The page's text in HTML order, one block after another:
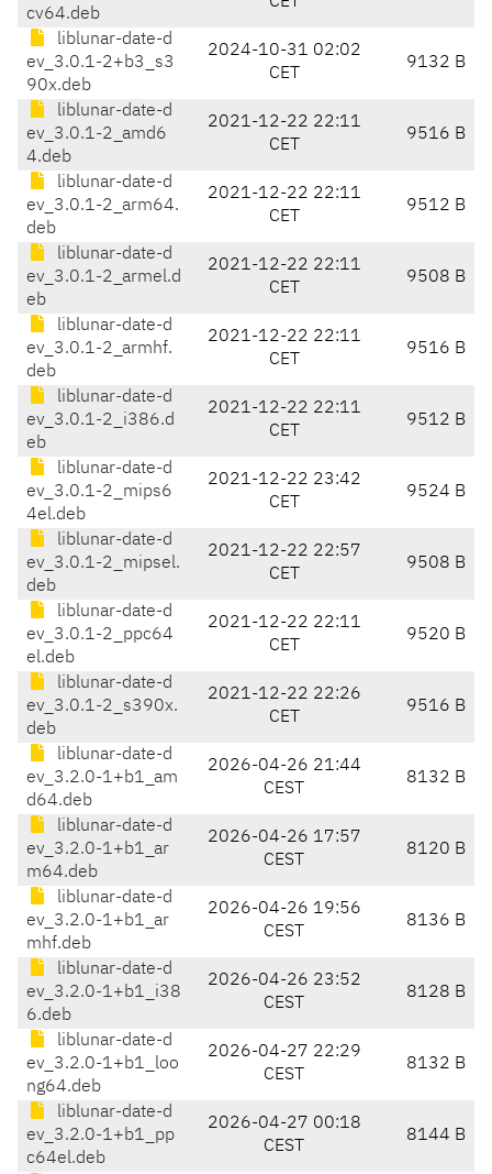
cv64.deb
liblunar-date-d
ev_3.0.1-2+b3_s3
90x.deb
2024-10-31 02:02
CET
9132 B
liblunar-date-d
ev_3.0.1-2_amd6
4.deb
2021-12-22 22:11
CET
9516 B
liblunar-date-d
ev_3.0.1-2_arm64.
deb
2021-12-22 22:11
CET
9512 B
liblunar-date-d
ev_3.0.1-2_armel.d
eb
2021-12-22 22:11
CET
9508 B
liblunar-date-d
ev_3.0.1-2_armhf.
deb
2021-12-22 22:11
CET
9516 B
liblunar-date-d
ev_3.0.1-2_i386.d
eb
2021-12-22 22:11
CET
9512 B
liblunar-date-d
ev_3.0.1-2_mips6
4el.deb
2021-12-22 23:42
CET
9524 B
liblunar-date-d
ev_3.0.1-2_mipsel.
deb
2021-12-22 22:57
CET
9508 B
liblunar-date-d
ev_3.0.1-2_ppc64
el.deb
2021-12-22 22:11
CET
9520 B
liblunar-date-d
ev_3.0.1-2_s390x.
deb
2021-12-22 22:26
CET
9516 B
liblunar-date-d
ev_3.2.0-1+b1_am
d64.deb
2026-04-26 21:44
CEST
8132 B
liblunar-date-d
ev_3.2.0-1+b1_ar
m64.deb
2026-04-26 17:57
CEST
8120 B
liblunar-date-d
ev_3.2.0-1+b1_ar
mhf.deb
2026-04-26 19:56
CEST
8136 B
liblunar-date-d
ev_3.2.0-1+b1_i38
6.deb
2026-04-26 23:52
CEST
8128 B
liblunar-date-d
ev_3.2.0-1+b1_loo
ng64.deb
2026-04-27 22:29
CEST
8132 B
liblunar-date-d
ev_3.2.0-1+b1_pp
c64el.deb
2026-04-27 00:18
CEST
8144 B